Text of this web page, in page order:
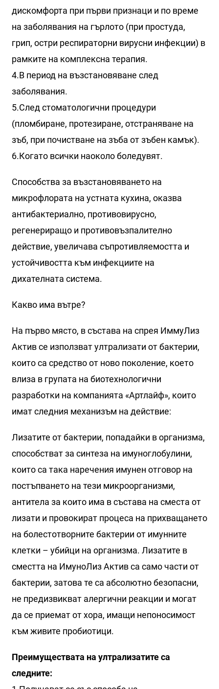
дискомфорта при първи признаци и по време
на заболявания на гърлото (при простуда,
грип, остри респираторни вирусни инфекции) в
рамките на комплексна терапия.
4.В период на възстановяване след
заболявания.
5.След стоматологични процедури
(пломбиране, протезиране, отстраняване на
зъб, при почистване на зъба от зъбен камък).
6.Когато всички наоколо боледувят.
Способства за възстановяването на
микрофлората на устната кухина, оказва
антибактериално, противовирусно,
регенериращо и противовъзпалително
действие, увеличава съпротивляемостта и
устойчивостта към инфекциите на
дихателната система.
Какво има вътре?
На първо място, в състава на спрея ИммуЛиз
Актив се използват ултрализати от бактерии,
които са средство от ново поколение, което
влиза в групата на биотехнологични
разработки на компанията «Артлайф», които
имат следния механизъм на действие:
Лизатите от бактерии, попадайки в организма,
способстват за синтеза на имуноглобулини,
които са така наречения имунен отговор на
постъпването на тези микроорганизми,
антитела за които има в състава на сместа от
лизати и провокират процеса на прихващането
на болестотворните бактерии от имунните
клетки – убийци на организма. Лизатите в
сместта на ИмуноЛиз Актив са само части от
бактерии, затова те са абсолютно безопасни,
не предизвикват алергични реакции и могат
да се приемат от хора, имащи непоносимост
към живите пробиотици.
Преимуществата на ултрализатите са
следните: